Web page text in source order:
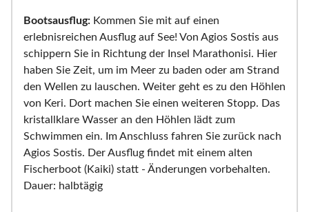
Bootsausflug: Kommen Sie mit auf einen
erlebnisreichen Ausflug auf See! Von Agios Sostis aus
schippern Sie in Richtung der Insel Marathonisi. Hier
haben Sie Zeit, um im Meer zu baden oder am Strand
den Wellen zu lauschen. Weiter geht es zu den Höhlen
von Keri. Dort machen Sie einen weiteren Stopp. Das
kristallklare Wasser an den Höhlen lädt zum
Schwimmen ein. Im Anschluss fahren Sie zurück nach
Agios Sostis. Der Ausflug findet mit einem alten
Fischerboot (Kaiki) statt - Änderungen vorbehalten.
Dauer: halbtägig